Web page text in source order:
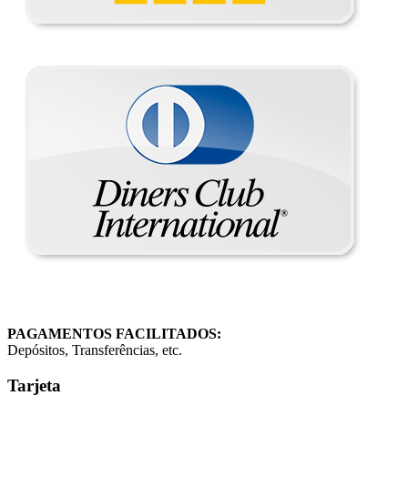
PAGAMENTOS FACILITADOS:
Depósitos, Transferências, etc.
Tarjeta